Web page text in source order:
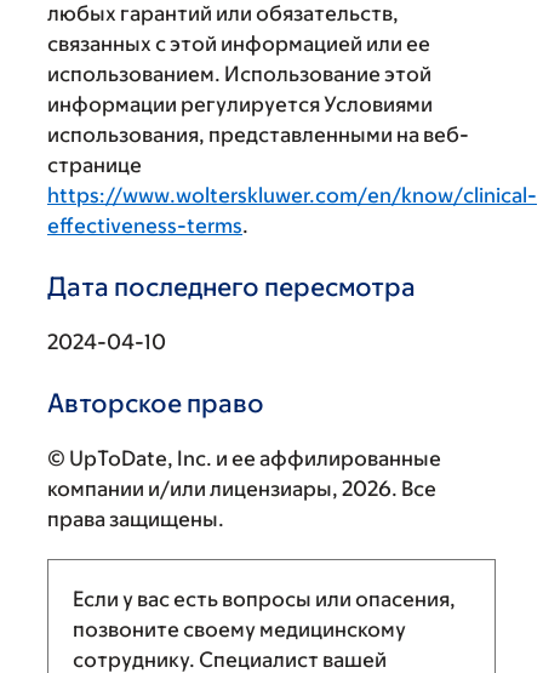
любых гарантий или обязательств,
связанных с этой информацией или ее
использованием. Использование этой
информации регулируется Условиями
использования, представленными на веб-
странице
https://www.wolterskluwer.com/en/know/clinical-
effectiveness-terms.
Дата последнего пересмотра
2024-04-10
Авторское право
© UpToDate, Inc. и ее аффилированные
компании и/или лицензиары, 2026. Все
права защищены.
Если у вас есть вопросы или опасения,
позвоните своему медицинскому
сотруднику. Специалист вашей